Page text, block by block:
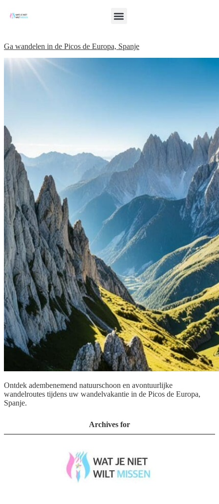
Ga wandelen in de Picos de Europa, Spanje
Ontdek adembenemend natuurschoon en avontuurlijke
wandelroutes tijdens uw wandelvakantie in de Picos de Europa,
Spanje.
Archives for